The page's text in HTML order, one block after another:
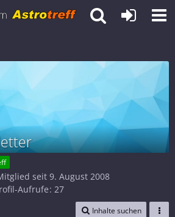
seit 9. August 2008
Aufrufe 27
Inhalte suchen